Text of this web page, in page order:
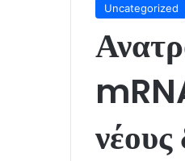
Uncategorized